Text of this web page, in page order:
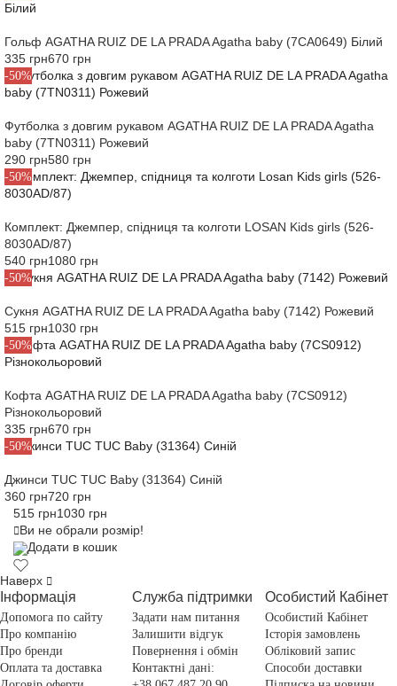
Гольф AGATHA RUIZ DE LA PRADA Agatha baby (7CA0649) Білий
335 грн670 грн
-50%
Футболка з довгим рукавом AGATHA RUIZ DE LA PRADA Agatha
baby (7TN0311) Рожевий
290 грн580 грн
-50%
Комплект: Джемпер, спідниця та колготи LOSAN Kids girls (526-
8030AD/87)
540 грн1080 грн
-50%
Сукня AGATHA RUIZ DE LA PRADA Agatha baby (7142) Рожевий
515 грн1030 грн
-50%
Кофта AGATHA RUIZ DE LA PRADA Agatha baby (7CS0912)
Різнокольоровий
335 грн670 грн
-50%
Джинси TUC TUC Baby (31364) Синій
360 грн720 грн
515 грн1030 грн
Ви не обрали розмір!
Додати в кошик
Наверх
Інформація
Допомога по сайту
Про компанію
Про бренди
Оплата та доставка
Служба підтримки
Задати нам питання
Залишити відгук
Повернення і обмін
Контактні дані:
Особистий Кабінет
Особистий Кабінет
Історія замовлень
Обліковий запис
Способи доставки